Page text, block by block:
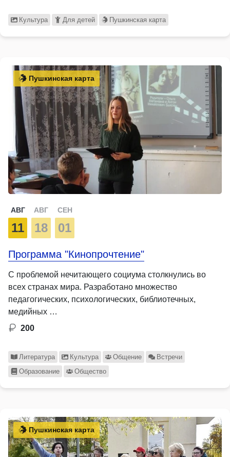
Культура Для детей Пушкинская карта
Пушкинская карта
АВГ
11
АВГ
18
СЕН
01
Программа "Кинопрочтение"
С проблемой нечитающего социума столкнулись во
всех странах мира. Разработано множество
педагогических, психологических, библиотечных,
медийных …
200
Литература Культура Общение
Встречи
Образование
Общество
Пушкинская карта